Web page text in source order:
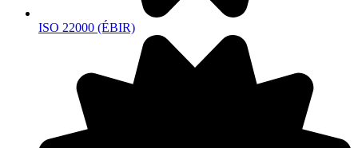
ISO 22000 (ÉBIR)